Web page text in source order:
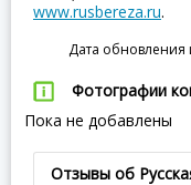
www.rusbereza.ru.
Дата обновления
Фотографии
Пока не добавлены
Отзывы об